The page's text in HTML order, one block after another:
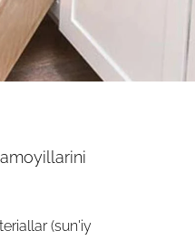
(sun'iy